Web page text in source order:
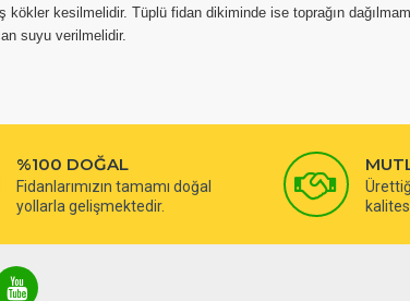
kökler kesilmelidir. Tüplü fidan dikiminde ise toprağın
suyu verilmelidir.
%100 DOĞAL
Fidanlarımızın tamamı doğal
yollarla gelişmektedir.